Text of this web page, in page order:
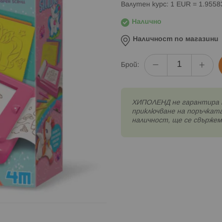
Валутен курс: 1 EUR =
Налично
Наличност по магазини
Брой:
XИПОЛЕНД не гарантира
приключване на
наличност, ще се